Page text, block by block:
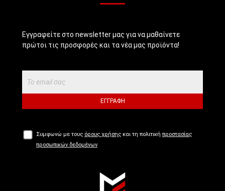
Εγγραφείτε στο newsletter μας για να μαθαίνετε
πρώτοι τις προσφορές και τα νέα μας προϊόντα!
ΕΓΓΡΑΦΉ
Συμφωνώ με τους όρους χρήσης και τη πολιτική προστασίας
προσωπικών δεδομένων